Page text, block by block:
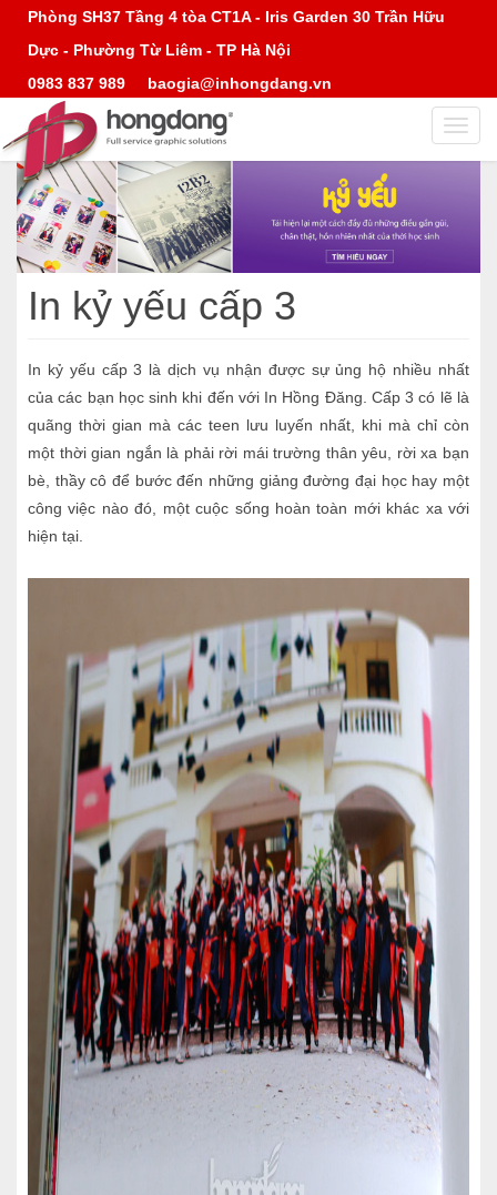
Phòng SH37 Tầng 4 tòa CT1A - Iris Garden 30 Trần Hữu
Dực - Phường Từ Liêm - TP Hà Nội
0983 837 989
baogia@inhongdang.vn
In kỷ yếu cấp 3
In kỷ yếu cấp 3 là dịch vụ nhận được sự ủng hộ nhiều nhất
của các bạn học sinh khi đến với In Hồng Đăng. Cấp 3 có lẽ là
quãng thời gian mà các teen lưu luyến nhất, khi mà chỉ còn
một thời gian ngắn là phải rời mái trường thân yêu, rời xa bạn
bè, thầy cô để bước đến những giảng đường đại học hay một
công việc nào đó, một cuộc sống hoàn toàn mới khác xa với
hiện tại.